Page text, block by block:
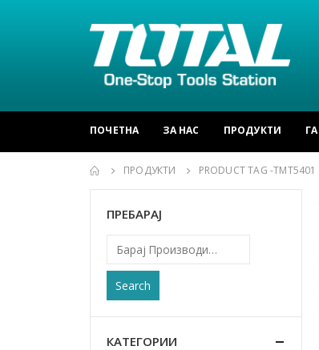
ПОЧЕТНА ЗА НАС ПРОДУКТИ
ПРОДУКТИ PRODUCT TAG -TMT5401
ПРЕБАРАЈ
Search
КАТЕГОРИИ